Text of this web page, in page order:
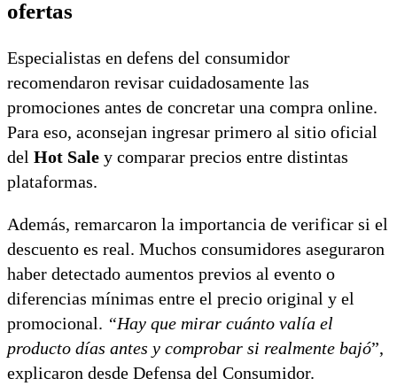
ofertas
Especialistas en defens del consumidor
recomendaron revisar cuidadosamente las
promociones antes de concretar una compra online.
Para eso, aconsejan ingresar primero al sitio oficial
del Hot Sale y comparar precios entre distintas
plataformas.
Además, remarcaron la importancia de verificar si el
descuento es real. Muchos consumidores aseguraron
haber detectado aumentos previos al evento o
diferencias mínimas entre el precio original y el
promocional. “Hay que mirar cuánto valía el
producto días antes y comprobar si realmente bajó”,
explicaron desde Defensa del Consumidor.